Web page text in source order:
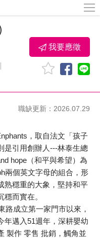
我要應徵
職缺更新：2026.07.29
，取自法文「孩子
是引用創辦人---林泰生總
hope（和平與希望）為
兩個英文字母的組合，形
熟穩重的大象，堅持和平
而實在。
路成立第一家門市以來，
年邁入51週年，深耕嬰幼
製作 零售 批銷，觸角並